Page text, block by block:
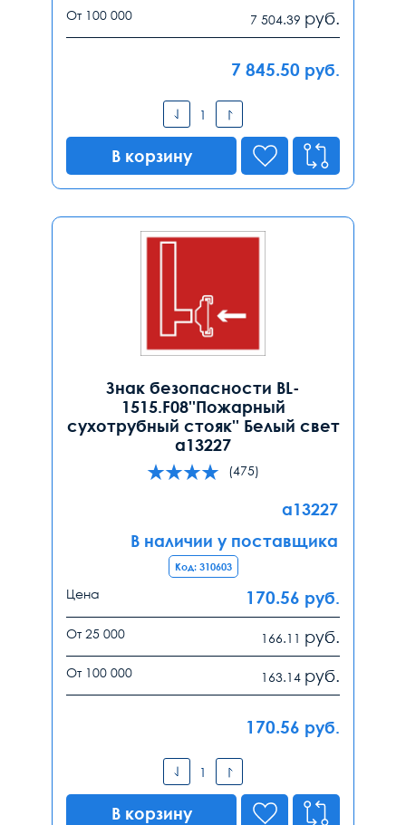
От 100 000 7 504.39 руб.
7 845.50 руб.
В корзину
Знак безопасности BL-
1515.F08''Пожарный
сухотрубный стояк'' Белый свет
a13227
(475)
a13227
В наличии у поставщика
Код: 310603
Цена 170.56 руб.
От 25 000 166.11 руб.
От 100 000 163.14 руб.
170.56 руб.
В корзину